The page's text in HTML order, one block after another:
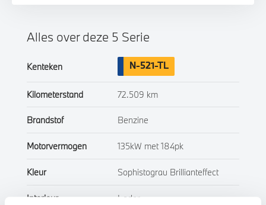
Alles over deze 5 Serie
Kenteken N-521-TL
Kilometerstand 72.509 km
Brandstof Benzine
Motorvermogen 135kW met 184pk
Kleur Sophistograu Brillianteffect
Interieur Leder